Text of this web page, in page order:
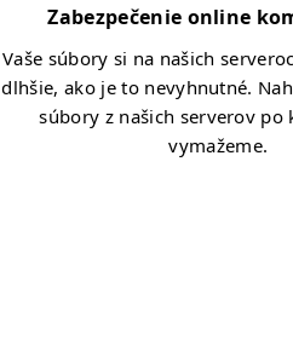
Zabezpečenie online
Vaše súbory si na našich
dlhšie, ako je to nevyhnutné.
súbory z našich serverov po
vymažeme.